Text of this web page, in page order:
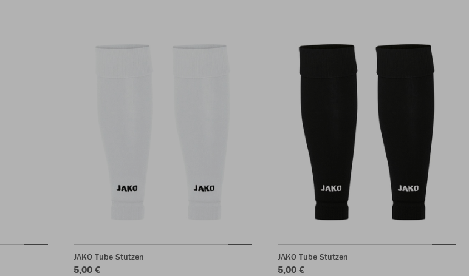
JAKO Tube Stutzen
5,00 €
JAKO Tube Stutzen
5,00 €